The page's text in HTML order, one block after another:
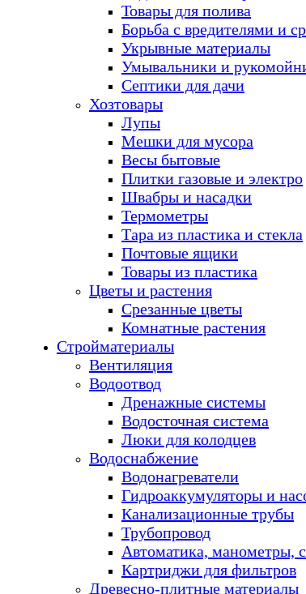
Товары для полива
Борьба с вредителями и
Укрывные материалы
Умывальники и
Септики для дачи
Хозтовары
Лупы
Мешки для мусора
Весы бытовые
Плитки газовые и электро
Швабры и насадки
Термометры
Тара из пластика и стекла
Почтовые ящики
Товары из пластика
Цветы и растения
Срезанные цветы
Комнатные растения
Стройматериалы
Вентиляция
Водоотвод
Дренажные системы
Водосточная система
Люки для колодцев
Водоснабжение
Водонагреватели
Гидроаккумуляторы и
Канализационные трубы
Трубопровод
Автоматика, манометры,
Картриджи для фильтров
Древесно-плитные материалы